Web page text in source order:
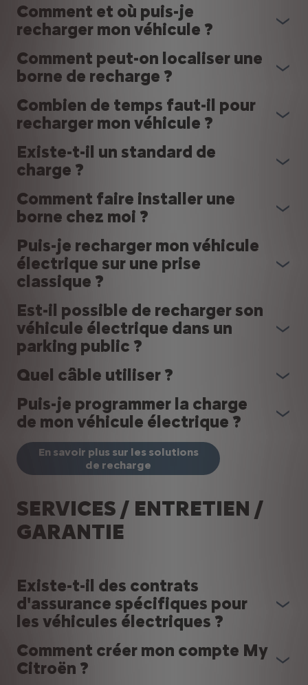
Comment et où puis-je
recharger mon véhicule ?
Comment peut-on localiser une
borne de recharge ?
Combien de temps faut-il pour
recharger mon véhicule ?
Existe-t-il un standard de
charge ?
Comment faire installer une
borne chez moi ?
Puis-je recharger mon véhicule
électrique sur une prise
classique ?
Est-il possible de recharger son
véhicule électrique dans un
parking public ?
Quel câble utiliser ?
Puis-je programmer la charge
de mon véhicule électrique ?
En savoir plus sur les solutions
de recharge
SERVICES / ENTRETIEN /
GARANTIE
Existe-t-il des contrats
d'assurance spécifiques pour
les véhicules électriques ?
Comment créer mon compte My
Citroën ?